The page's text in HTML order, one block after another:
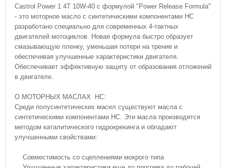
Castrol Power 1 4T 10W-40 с формулой "Power Release Formula"
- это моторное масло с синтетическими компонентами HC
разработано специально для современных 4-тактных
двигателей мотоциклов. Новая формула быстро образует
смазывающую пленку, уменьшая потери на трение и
обеспечивая улучшенные характеристики двигателя.
Обеспечивает эффективную защиту от образования отложений
в двигателе.
О МОТОРНЫХ МАСЛАХ HC:
Среди полусинтетических масел существуют масла с
синтетическими компонентами HC. Эти масла производятся
методом каталитического гидрокрекинга и обладают
улучшенными свойствами:
Совместимость со сцеплениями мокрого типа